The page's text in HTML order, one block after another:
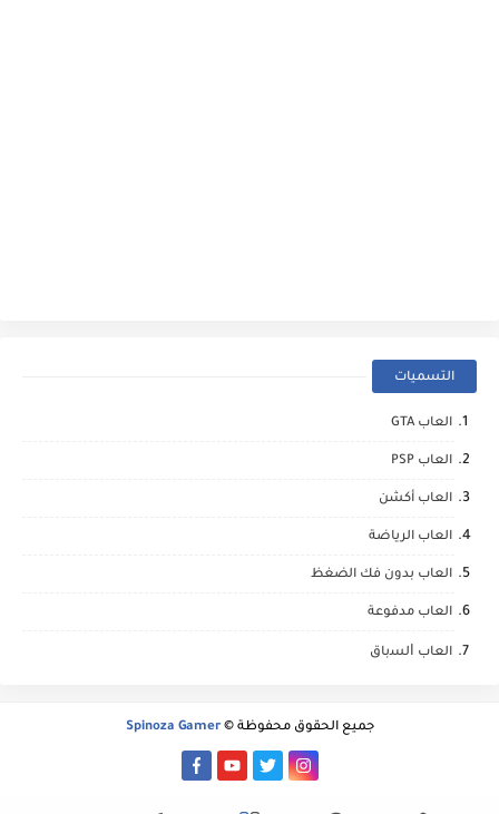
التسميات
العاب GTA
العاب PSP
العاب أكشن
العاب الرياضة
العاب بدون فك الضغظ
العاب مدفوعة
العاب ﺍﻟﺴباق
جميع الحقوق محفوظة © Spinoza Gamer